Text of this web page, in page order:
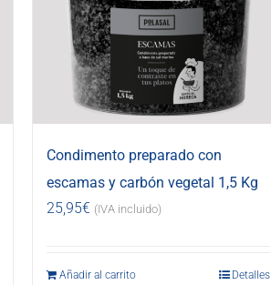
Condimento preparado con
escamas y carbón vegetal 1,5 Kg
25,95€ (IVA incluido)
Añadir al carrito Detalles